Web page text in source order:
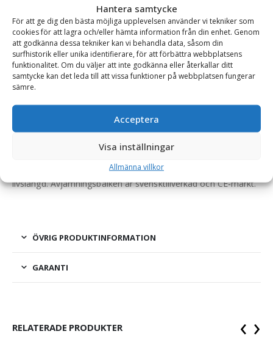
Hantera samtycke
För att ge dig den bästa möjliga upplevelsen använder vi tekniker som
cookies för att lagra och/eller hämta information från din enhet. Genom
att godkänna dessa tekniker kan vi behandla data, såsom din
surfhistorik eller unika identifierare, för att förbättra webbplatsens
funktionalitet. Om du väljer att inte godkänna eller återkallar ditt
samtycke kan det leda till att vissa funktioner på webbplatsen fungerar
sämre.
Acceptera
Visa inställningar
Allmänna villkor
Se alla produkter inom samma kategori
Hjullastare & Traktor
BESKRIVNING
Avjämningsbalk – fäste Stora BM, bredd 3000 mm,
rulldiameter 305 mm, vikt 780 kg
Avjämningsbalk för justering och avjämning av stora ytor
jord, grus och liknande. Producerad i kraftigt material för lång
livslängd. Avjämningsbalken är svensktillverkad och CE-märkt.
ÖVRIG PRODUKTINFORMATION
GARANTI
RELATERADE PRODUKTER ‹ ›